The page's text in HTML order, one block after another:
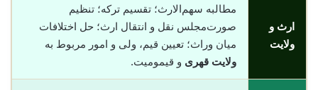
ارث و
ولایت
مطالبه سهم‌الارث؛ تقسیم ترکه؛ تنظیم
صورت‌مجلس نقل و انتقال ارث؛ حل اختلافات
میان وراث؛ تعیین قیم، ولی و امور مربوط به
ولایت قهری و قیمومیت.